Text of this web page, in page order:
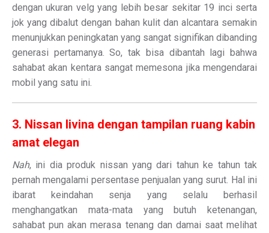
dengan ukuran velg yang lebih besar sekitar 19 inci serta
jok yang dibalut dengan bahan kulit dan alcantara semakin
menunjukkan peningkatan yang sangat signifikan dibanding
generasi pertamanya. So, tak bisa dibantah lagi bahwa
sahabat akan kentara sangat memesona jika mengendarai
mobil yang satu ini.
3. Nissan livina dengan tampilan ruang kabin
amat elegan
Nah, ini dia produk nissan yang dari tahun ke tahun tak
pernah mengalami persentase penjualan yang surut. Hal ini
ibarat keindahan senja yang selalu berhasil
menghangatkan mata-mata yang butuh ketenangan,
sahabat pun akan merasa tenang dan damai saat melihat